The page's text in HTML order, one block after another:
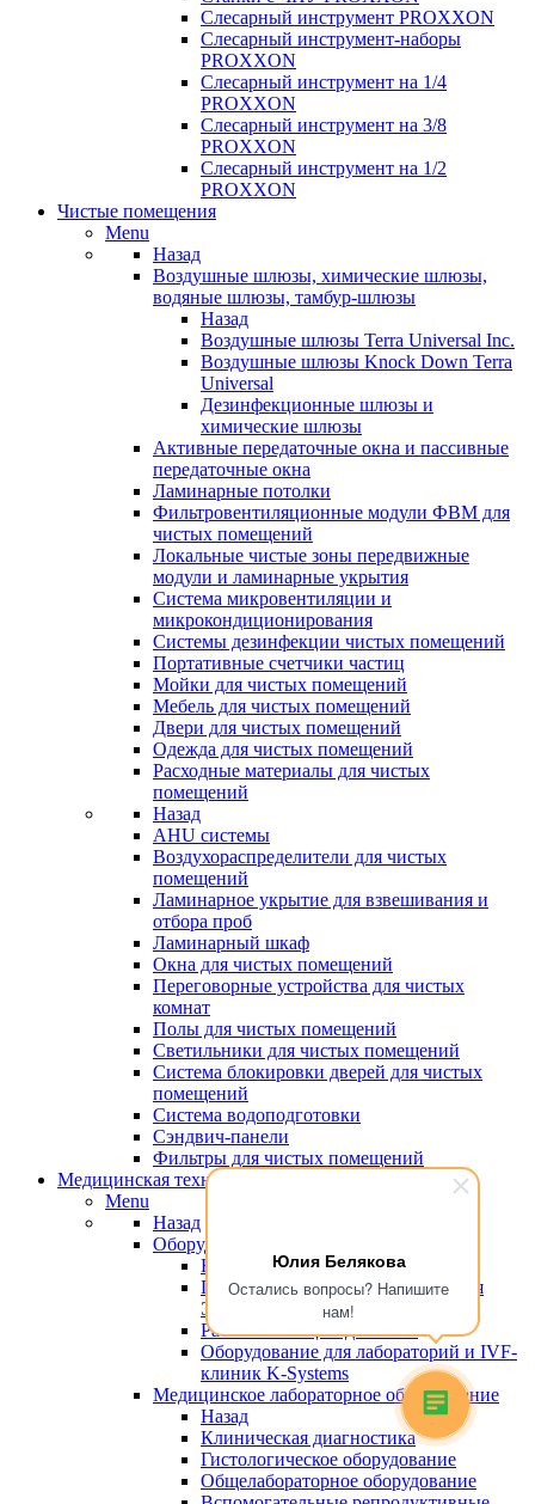
Юлия Белякова
Остались вопросы? Напишите
нам!
Слесарный инструмент PROXXON
Слесарный инструмент-наборы
PROXXON
Слесарный инструмент на 1/4
PROXXON
Слесарный инструмент на 3/8
PROXXON
Слесарный инструмент на 1/2
PROXXON
Чистые помещения
Menu
Назад
Воздушные шлюзы, химические шлюзы,
водяные шлюзы, тамбур-шлюзы
Назад
Воздушные шлюзы Terra Universal Inc.
Воздушные шлюзы Knock Down Terra
Universal
Дезинфекционные шлюзы и
химические шлюзы
Активные передаточные окна и пассивные
передаточные окна
Ламинарные потолки
Фильтровентиляционные модули ФВМ для
чистых помещений
Локальные чистые зоны передвижные
модули и ламинарные укрытия
Система микровентиляции и
микрокондиционирования
Системы дезинфекции чистых помещений
Портативные счетчики частиц
Мойки для чистых помещений
Мебель для чистых помещений
Двери для чистых помещений
Одежда для чистых помещений
Расходные материалы для чистых
помещений
Назад
AHU системы
Воздухораспределители для чистых
помещений
Ламинарное укрытие для взвешивания и
отбора проб
Ламинарный шкаф
Окна для чистых помещений
Переговорные устройства для чистых
комнат
Полы для чистых помещений
Светильники для чистых помещений
Система блокировки дверей для чистых
помещений
Система водоподготовки
Сэндвич-панели
Фильтры для чистых помещений
Медицинская техника
Menu
Назад
Оборудование для эко
Назад
Пластик, сертифицированный для
ЭКО
Рабочие станции для ЭКО
Оборудование для лабораторий и IVF-
клиник K-Systems
Медицинское лабораторное оборудование
Назад
Клиническая диагностика
Гистологическое оборудование
Общелабораторное оборудование